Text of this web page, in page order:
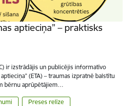
aptieciņa” – praktisks
ir izstrādājis un publicējis informatīvo
(ETA) – traumas izpratnē balstītu
bērnu aprūpētājiem…
Preses relīze